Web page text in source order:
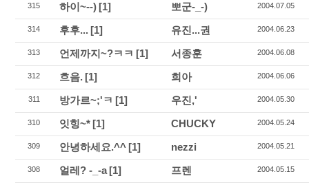
315 하이~--) [1] 뽀군-_-) 2004.07.05
314 후후... [1] 유진...권 2004.06.23
313 언제까지~?ㅋㅋ [1] 서종훈 2004.06.08
312 흐음. [1] 희아 2004.06.06
311 방가르~;'ㅋ [1] 우진,' 2004.05.30
310 잇힝~* [1] CHUCKY 2004.05.24
309 안녕하세요.^^ [1] nezzi 2004.05.21
308 얼레? -_-a[1] 프렌 2004.05.15